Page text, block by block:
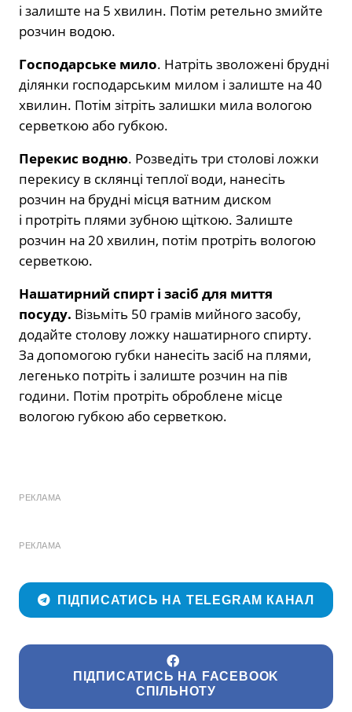
і залиште на 5 хвилин. Потім ретельно змийте
розчин водою.
Господарське мило. Натріть зволожені брудні
ділянки господарським милом і залиште на 40
хвилин. Потім зітріть залишки мила вологою
серветкою або губкою.
Перекис водню. Розведіть три столові ложки
перекису в склянці теплої води, нанесіть
розчин на брудні місця ватним диском
і протріть плями зубною щіткою. Залиште
розчин на 20 хвилин, потім протріть вологою
серветкою.
Нашатирний спирт і засіб для миття
посуду. Візьміть 50 грамів мийного засобу,
додайте столову ложку нашатирного спирту.
За допомогою губки нанесіть засіб на плями,
легенько потріть і залиште розчин на пів
години. Потім протріть оброблене місце
вологою губкою або серветкою.
РЕКЛАМА
РЕКЛАМА
ПІДПИСАТИСЬ НА TELEGRAM КАНАЛ
ПІДПИСАТИСЬ НА FACEBOOK
СПІЛЬНОТУ